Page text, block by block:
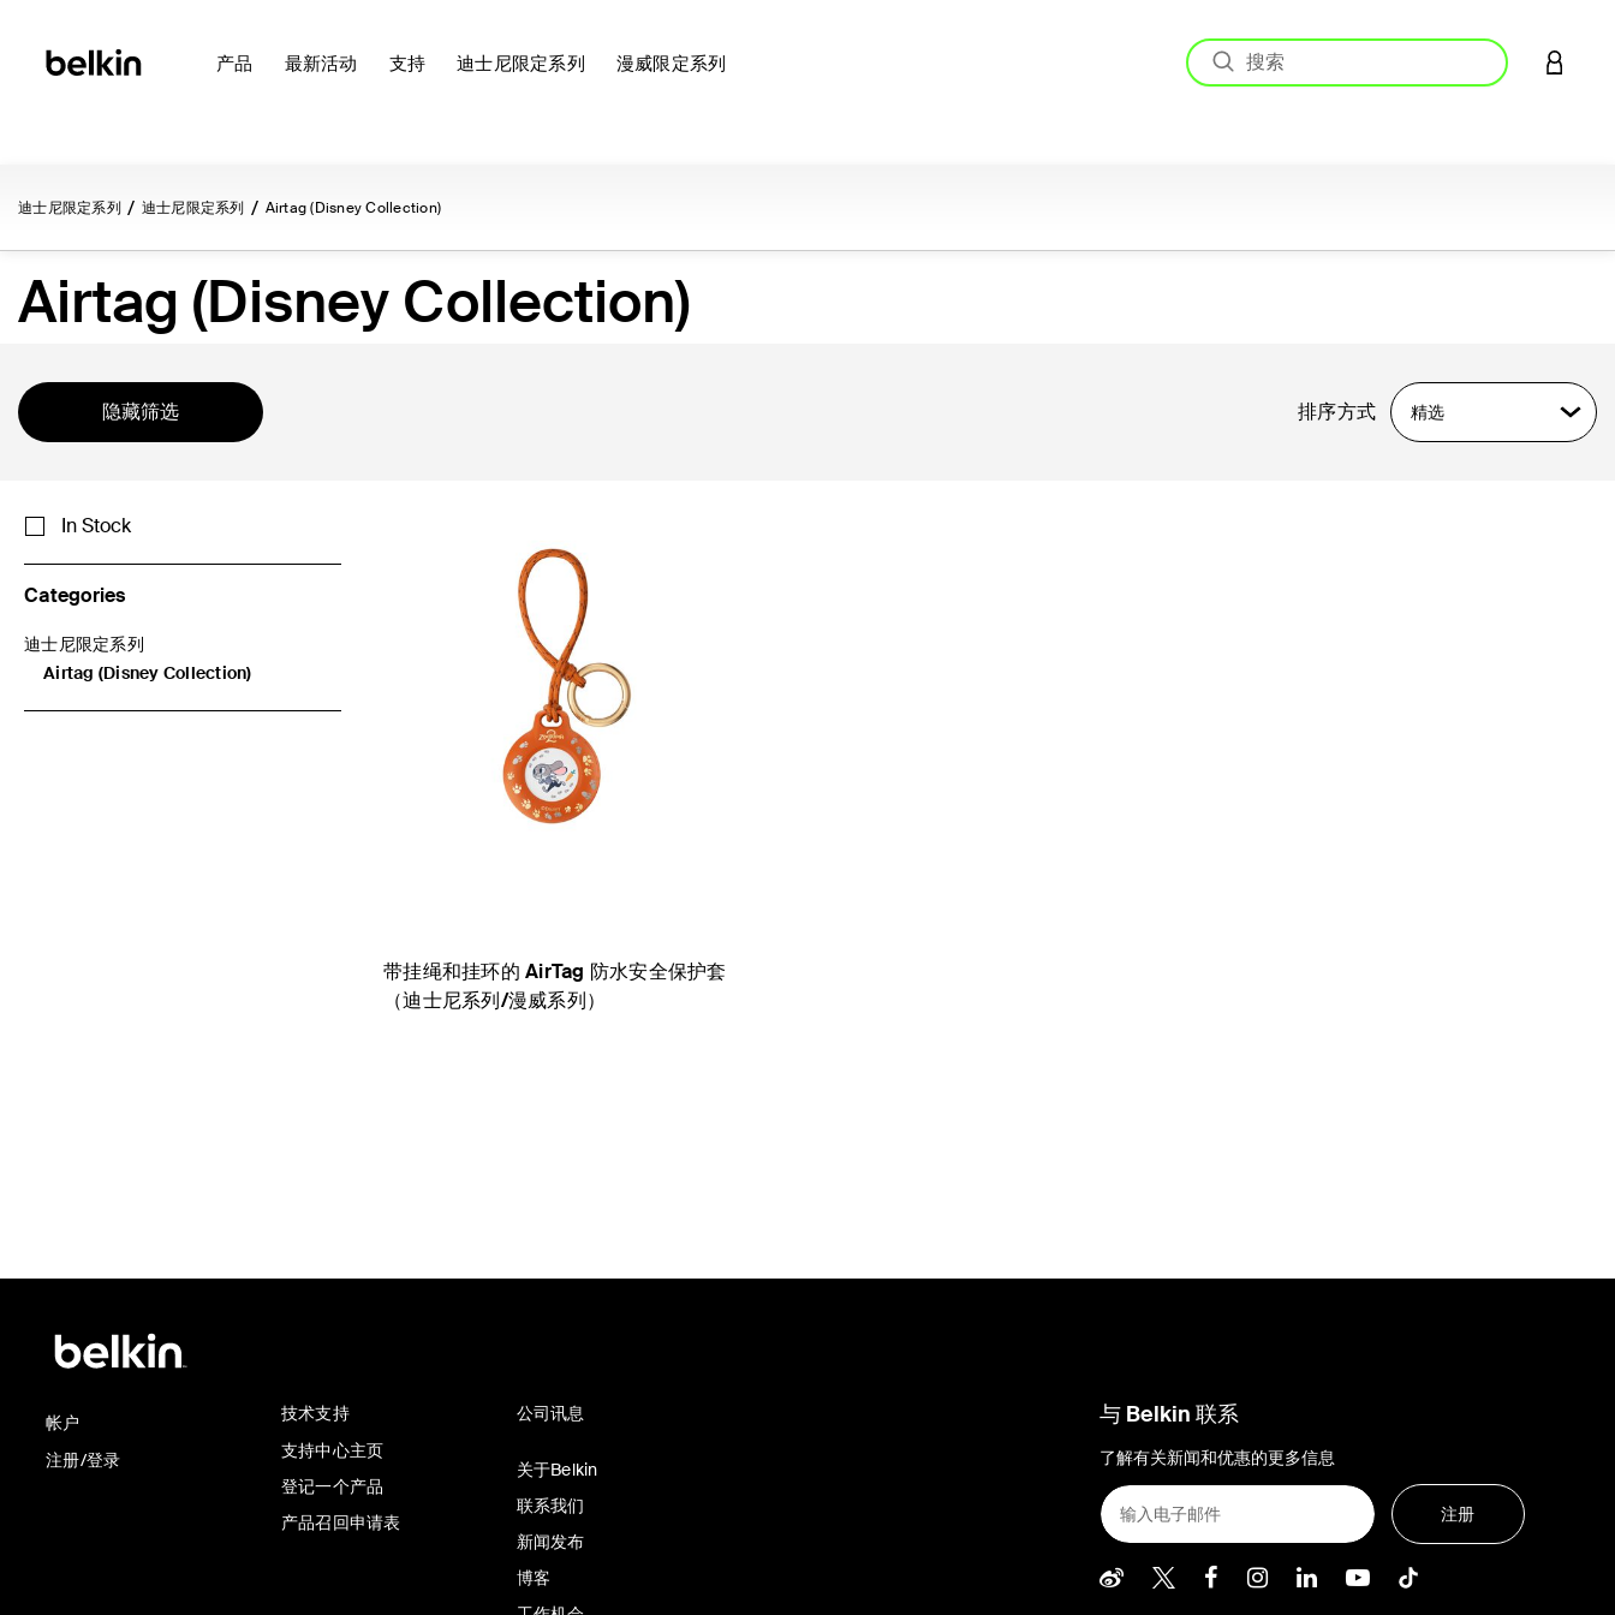
产品 最新活动 支持 迪士尼限定系列 漫威限定系列 登录您
迪士尼限定系列 迪士尼限定系列 Airtag (Disney Collection)
Airtag (Disney Collection)
隐藏筛选 排序方式 精选
In Stock
Categories
迪士尼限定系列
按Categories细分：迪士尼限定系列
Airtag (Disney Collection)
已选择 目前为按Categories细分：Airtag (Disney Collection)
带挂绳和挂环的 AirTag 防水安全保护套
（迪士尼系列/漫威系列）
帐户
注册/登录
技术支持
支持中心主页
登记一个产品
产品召回申请表
公司讯息
关于Belkin
联系我们
新闻发布
博客
与 Belkin 联系
了解有关新闻和优惠的更多信息
注册
Belkin Weibo
Belkin Twitter
Belkin Facebook
Belkin Instagram
Belkin LInkedIn
Belkin Youtube
Belkin